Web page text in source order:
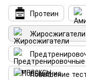
Протеин
Жиросжигатели
Повышение